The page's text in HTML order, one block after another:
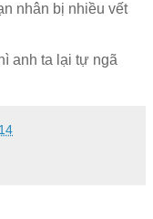
nhân bị nhiều vết
anh ta lại tự ngã